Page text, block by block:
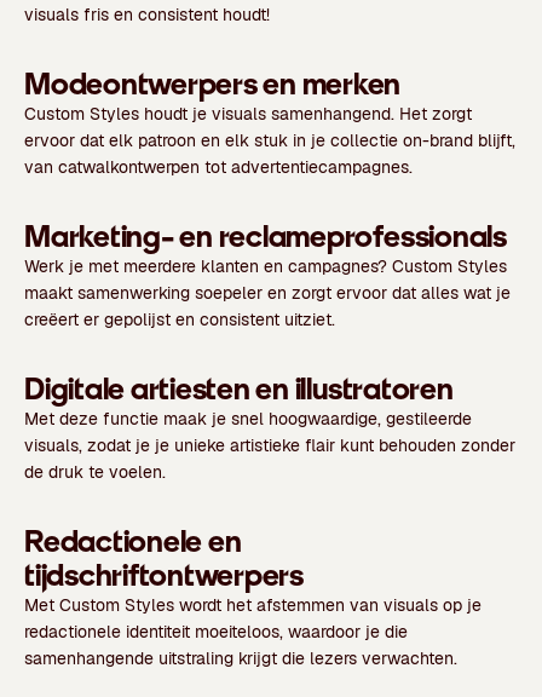
visuals fris en consistent houdt!
Modeontwerpers en merken
Custom Styles houdt je visuals samenhangend. Het zorgt
ervoor dat elk patroon en elk stuk in je collectie on-brand blijft,
van catwalkontwerpen tot advertentiecampagnes.
Marketing- en reclameprofessionals
Werk je met meerdere klanten en campagnes? Custom Styles
maakt samenwerking soepeler en zorgt ervoor dat alles wat je
creëert er gepolijst en consistent uitziet.
Digitale artiesten en illustratoren
Met deze functie maak je snel hoogwaardige, gestileerde
visuals, zodat je je unieke artistieke flair kunt behouden zonder
de druk te voelen.
Redactionele en
tijdschriftontwerpers
Met Custom Styles wordt het afstemmen van visuals op je
redactionele identiteit moeiteloos, waardoor je die
samenhangende uitstraling krijgt die lezers verwachten.